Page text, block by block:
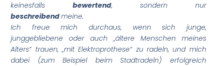
keinesfallsbewertend, sondern nur
beschreibendmeine.
Ich freue mich durchaus, wenn sich junge,
junggebliebene oder auch „ältere Menschen meines
Alters“ trauen, „mit Elektroprothese“ zu radeln, und mich
dabei (zum Beispiel beim Stadtradeln) erfolgreich